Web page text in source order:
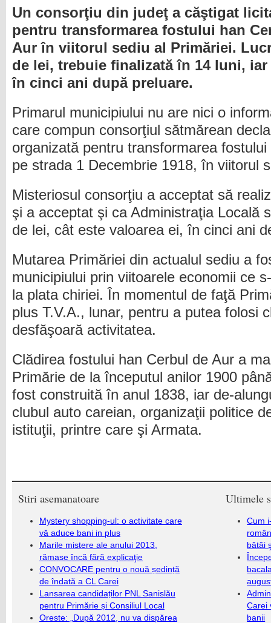
Un consorţiu din judeţ a căştigat
pentru transformarea fostului han
Aur în viitorul sediu al Primăriei.
de lei, trebuie finalizată în 14 luni,
în cinci ani după preluare.
Primarul municipiului nu are nici o
care compun consorţiul sătmărean
organizată pentru transformarea
pe strada 1 Decembrie 1918, în viitorul
Misteriosul consorţiu a acceptat să
şi a acceptat şi ca Administraţia Locală
de lei, cât este valoarea ei, în cinci ani
Mutarea Primăriei din actualul sediu a
municipiului prin viitoarele economii ce
la plata chiriei. În momentul de faţă
plus T.V.A., lunar, pentru a putea folosi
desfăşoară activitatea.
Clădirea fostului han Cerbul de Aur a
Primărie de la începutul anilor 1900
fost construită în anul 1838, iar de-
clubul auto careian, organizaţii politice
istituţii, printre care şi Armata.
Stiri asemanatoare
Mystery shopping-ul: o activitate care
vă aduce bani in plus
Marile mistere ale anului 2013,
rămase încă fără explicaţie
CONVOCARE pentru o nouă ședință
de îndată a CL Carei
Lansarea candidaților PNL Sanislău
pentru Primărie și Consiliul Local
Oreste: „După 2012, nu va dispărea
Ultimele
Cum
bătăi
Carei
banii